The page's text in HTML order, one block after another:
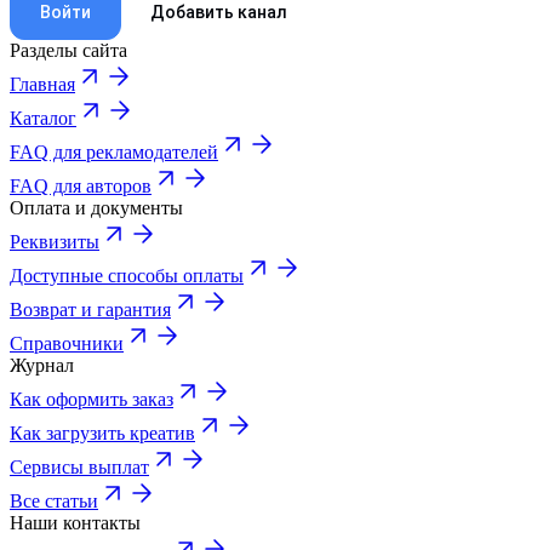
Войти Добавить канал
Разделы сайта
Главная
Каталог
FAQ для рекламодателей
FAQ для авторов
Оплата и документы
Реквизиты
Доступные способы оплаты
Возврат и гарантия
Справочники
Журнал
Как оформить заказ
Как загрузить креатив
Сервисы выплат
Все статьи
Наши контакты